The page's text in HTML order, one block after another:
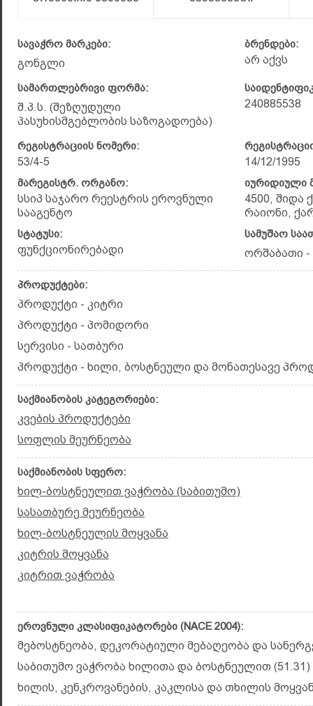
სავაჭრო მარკები:
გონგლი
ბრენდები:
არ აქვს
სამართლებრივი ფორმა:
შ.პ.ს. (შეზღუდული
პასუხისმგებლობის საზოგადოება)
240885538
რეგისტრაციის ნომერი:
53/4-5 14/12/1995
მარეგისტრ. ორგანო:
სსიპ საჯარო რეესტრის ეროვნული
სააგენტო
იურიდიული
4500,
რაიონი,
სტატუსი:
ფუნქციონირებადი
სამუშაო
ორშაბათი -
პროდუქტები:
პროდუქტი - კიტრი
პროდუქტი - პომიდორი
სერვისი - სათბური
პროდუქტი - ხილი, ბოსტნეული და მონათესავე
საქმიანობის კატეგორიები:
კვების პროდუქტები
სოფლის მეურნეობა
საქმიანობის სფერო:
ხილ-ბოსტნეულით ვაჭრობა (საბითუმო)
სასათბურე მეურნეობა
ხილ-ბოსტნეულის მოყვანა
კიტრის მოყვანა
კიტრით ვაჭრობა
ეროვნული კლასიფიკატორები (NACE 2004):
მებოსტნეობა, დეკორატიული მებაღეობა და
საბითუმო ვაჭრობა ხილითა და ბოსტნეულით (51.31)
ხილის, კენკროვანების, კაკლისა და თხილის